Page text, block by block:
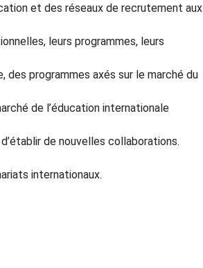
et des réseaux de recrutement aux
leurs programmes, leurs
des programmes axés sur le marché du
de l’éducation internationale
de nouvelles collaborations.
internationaux.